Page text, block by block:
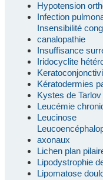
Hypotension
Infection
Insensibilité
canalopathie
Insuffisance
Iridocyclite
Kératodermies
Kystes de Tarlov
Leucémie
Leucinose
axonaux
Lichen plan
Lipodystrophie
Lipomatose